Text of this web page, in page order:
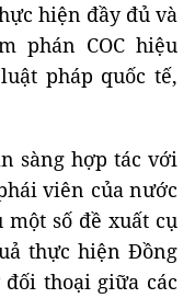
hiện đầy đủ và
phán COC hiệu
pháp quốc tế,
sàng hợp tác với
viên của nước
số đề xuất cụ
thực hiện Đồng
đối thoại giữa các